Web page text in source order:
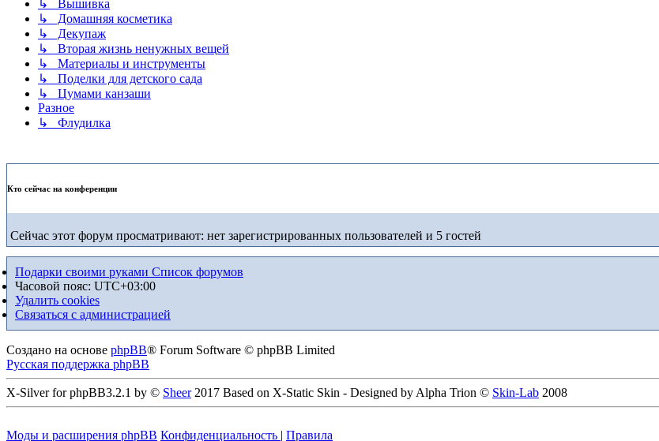
↳ Вышивка
↳ Домашняя косметика
↳ Декупаж
↳ Вторая жизнь ненужных вещей
↳ Материалы и инструменты
↳ Поделки для детского сада
↳ Цумами канзаши
Разное
↳ Флудилка
Кто сейчас на конференции
Сейчас этот форум просматривают: нет зарегистрированных пользователей и 5 гостей
Подарки своими руками Список форумов
Часовой пояс: UTC+03:00
Удалить cookies
Связаться с администрацией
Создано на основе phpBB® Forum Software © phpBB Limited
Русская поддержка phpBB
X-Silver for phpBB3.2.1 by © Sheer2017 Based on X-Static Skin - Designed by Alpha Trion © Skin-Lab 2008
Моды и расширения phpBB Конфиденциальность | Правила